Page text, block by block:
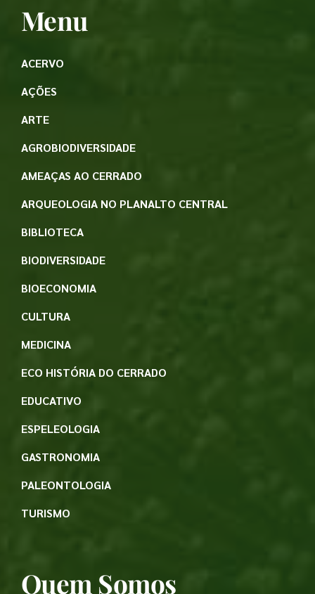
Menu
ACERVO
AÇÕES
ARTE
AGROBIODIVERSIDADE
AMEAÇAS AO CERRADO
ARQUEOLOGIA NO PLANALTO CENTRAL
BIBLIOTECA
BIODIVERSIDADE
BIOECONOMIA
CULTURA
MEDICINA
ECO HISTÓRIA DO CERRADO
EDUCATIVO
ESPELEOLOGIA
GASTRONOMIA
PALEONTOLOGIA
TURISMO
Quem Somos